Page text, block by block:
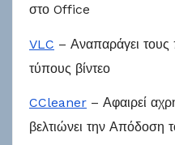
στο Office
VLC – Αναπαράγει τους
τύπους βίντεο
CCleaner – Αφαιρεί
βελτιώνει την Απόδοση